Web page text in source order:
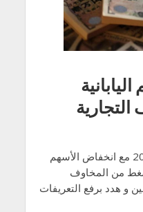
تراجع تداولات الين 13-11-2019 مع انخفاض الأسهم
بضغط من المخاوف
و هدد برفع التعريفات